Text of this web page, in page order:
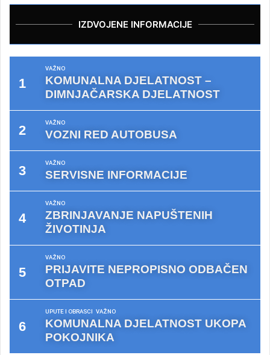
IZDVOJENE INFORMACIJE
VAŽNO
KOMUNALNA DJELATNOST –
DIMNJAČARSKA DJELATNOST
VAŽNO
VOZNI RED AUTOBUSA
VAŽNO
SERVISNE INFORMACIJE
VAŽNO
ZBRINJAVANJE NAPUŠTENIH
ŽIVOTINJA
VAŽNO
PRIJAVITE NEPROPISNO ODBAČEN
OTPAD
UPUTE I OBRASCI VAŽNO
KOMUNALNA DJELATNOST UKOPA
POKOJNIKA